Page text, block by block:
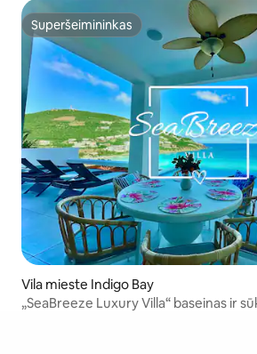
Superšeimininkas
Superšeimininkas
Vila mieste Indigo Bay
„SeaBreeze Luxury Villa“ baseinas ir